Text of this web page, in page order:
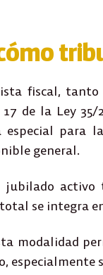
fiscal,
de la Ley 35/
especial para
general.
jubilado
se integra
modalidad
, especialmente